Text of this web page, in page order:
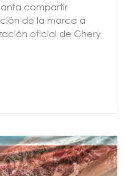
compartir
de la marca a
oficial de Chery